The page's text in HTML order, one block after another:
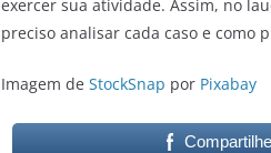
exercer sua atividade. Assim, no
preciso analisar cada caso e como
Imagem de StockSnap por Pixabay
Compartilhe